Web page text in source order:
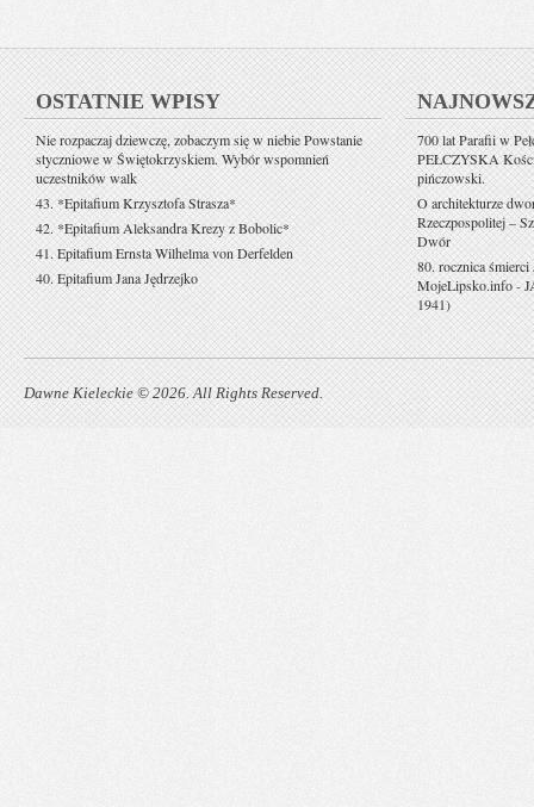
OSTATNIE WPISY
Nie rozpaczaj dziewczę, zobaczym się w niebie Powstanie
styczniowe w Świętokrzyskiem. Wybór wspomnień
uczestników walk
43. *Epitafium Krzysztofa Strasza*
42. *Epitafium Aleksandra Krezy z Bobolic*
41. Epitafium Ernsta Wilhelma von Derfelden
40. Epitafium Jana Jędrzejko
700 lat Parafii w
PEŁCZYSKA
pińczowski.
O architekturze
Rzeczpospolitej –
Dwór
80. rocznica
MojeLipsko.info-
1941)
Dawne Kieleckie © 2026. All Rights Reserved.